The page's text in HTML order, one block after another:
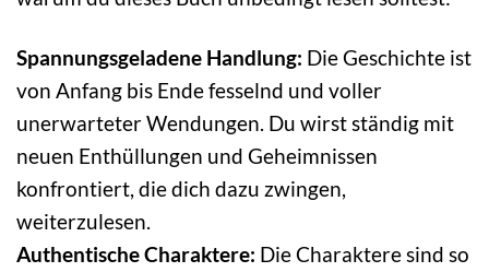
Spannungsgeladene Handlung: Die Geschichte ist
von Anfang bis Ende fesselnd und voller
unerwarteter Wendungen. Du wirst ständig mit
neuen Enthüllungen und Geheimnissen
konfrontiert, die dich dazu zwingen,
weiterzulesen.
Authentische Charaktere: Die Charaktere sind so